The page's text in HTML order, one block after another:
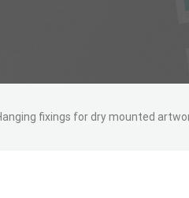
fixings for dry mounted